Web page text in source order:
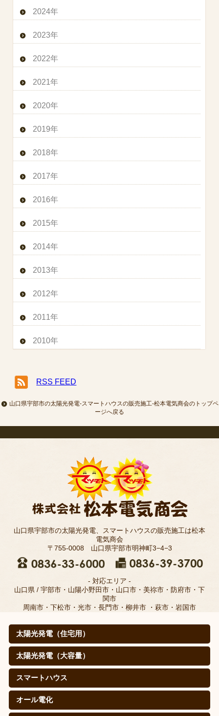
2024年
2023年
2022年
2021年
2020年
2019年
2018年
2017年
2016年
2015年
2014年
2013年
2012年
2011年
2010年
RSS FEED
山口県宇部市の太陽光発電-スマートハウスの販売施工-松本電気商会のトップペ
ージへ戻る
山口県宇部市の太陽光発電、スマートハウスの販売施工は松本
電気商会
〒755-0008 山口県宇部市明神町3−4−3
- 対応エリア -
山口県 / 宇部市・山陽小野田市・山口市・美祢市・防府市・下
関市
周南市・下松市・光市・長門市・柳井市 ・萩市・岩国市
太陽光発電（住宅用）
太陽光発電（住宅用）
太陽光発電の仕組みは？
取扱メーカー
職人のこだわり(松本電気商会のこだわり)
施工例
寄棟屋根の皆さま
価格
導入効果（㊙真実データ）
太陽光発電（大容量）
太陽光発電（大容量）
シャープを選ぶ理由
施工実績
スマートハウス
スマートハウス
蓄電池（自給自足スタイル）
EV・PHEV(PHV)車充電システム
オール電化